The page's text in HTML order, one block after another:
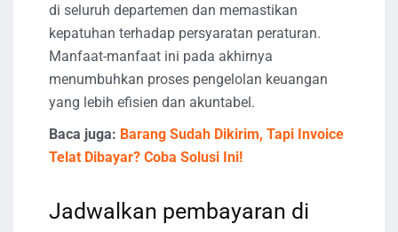
di seluruh departemen dan memastikan
kepatuhan terhadap persyaratan peraturan.
Manfaat-manfaat ini pada akhirnya
menumbuhkan proses pengelolan keuangan
yang lebih efisien dan akuntabel.
Baca juga: Barang Sudah Dikirim, Tapi Invoice
Telat Dibayar? Coba Solusi Ini!
Jadwalkan pembayaran di